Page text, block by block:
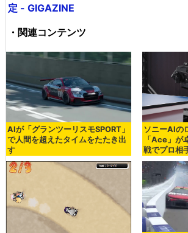
定 - GIGAZINE
・関連コンテンツ
AIが「グランツーリスモSPORT」
で人間を超えたタイムをたたき出
す
ソニーAIの
「Ace」が
戦でプロ相